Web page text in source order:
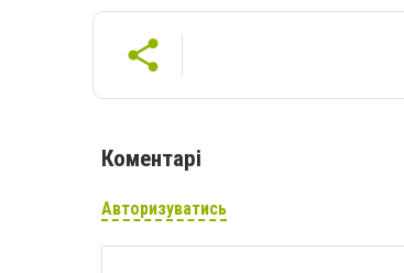
Коментарі
Авторизуватись